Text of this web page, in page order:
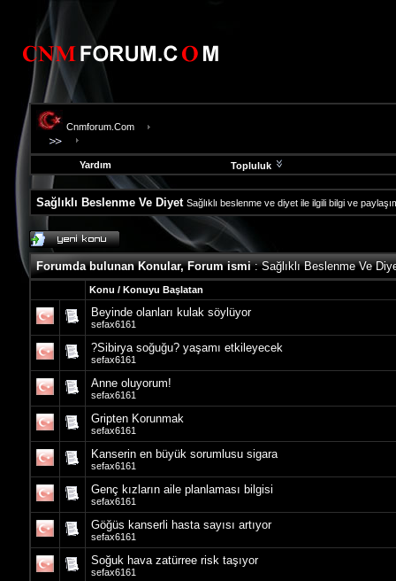
Cnmforum.Com
Yardım Topluluk
Sağlıklı Beslenme Ve Diyet Sağlıklı beslenme ve diyet ile ilgili bilgi ve
evooli
fethiye
escort
gaziantep
gaziantep
escort
Forumda bulunan Konular, Forum ismi: Sağlıklı Beslenme Ve
Konu / Konuyu Başlatan
Beyinde olanları kulak söylüyor
sefax6161
?Sibirya soğuğu? yaşamı etkileyecek
sefax6161
Anne oluyorum!
sefax6161
Gripten Korunmak
sefax6161
Kanserin en büyük sorumlusu sigara
sefax6161
Genç kızların aile planlaması bilgisi
sefax6161
Göğüs kanserli hasta sayısı artıyor
sefax6161
Soğuk hava zatürree risk taşıyor
sefax6161